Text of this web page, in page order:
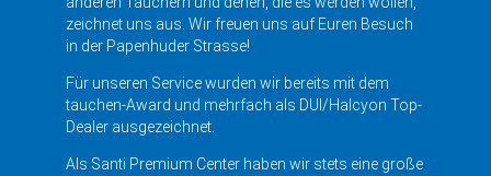
zeichnet uns aus. Wir freuen uns auf Euren Besuch
in der Papenhuder Strasse!
Für unseren Service wurden wir bereits mit dem
tauchen-Award und mehrfach als DUI/Halcyon Top-
Dealer ausgezeichnet.
Als Santi Premium Center haben wir stets eine große